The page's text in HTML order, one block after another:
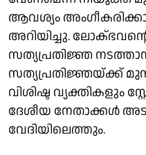
ആവശ്യം
അറിയിച്ചു.
സത്യപ്രതിജ്ഞ
സത്യപ്രതിജ്ഞയ്ക്ക്
വിശിഷ്ട വ്യക്തികളും
ദേശീയ നേതാക്കൾ
വേദിയിലെത്തും.